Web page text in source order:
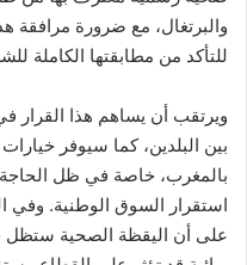
والبرتغال، مع ضرورة مرافقة
للتأكد من مطابقتها الكاملة
ويرتقب أن يساهم هذا القرار
بين البلدين، كما سيوفر
بالمغرب، خاصة في ظل الحاجة
استقرار السوق الوطنية. وفي
على أن اليقظة الصحية ستظل